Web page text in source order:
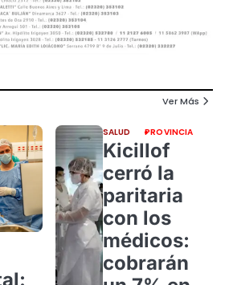
Ver Más
SALUD PROVINCIA
Kicillof
cerró la
paritaria
con los
médicos:
cobrarán